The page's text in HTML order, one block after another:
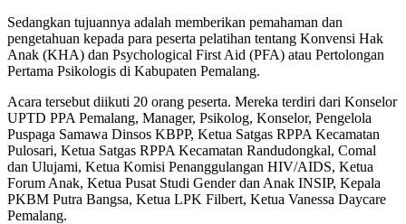
Sedangkan tujuannya adalah memberikan pemahaman dan
pengetahuan kepada para peserta pelatihan tentang Konvensi Hak
Anak (KHA) dan Psychological First Aid (PFA) atau Pertolongan
Pertama Psikologis di Kabupaten Pemalang.
Acara tersebut diikuti 20 orang peserta. Mereka terdiri dari Konselor
UPTD PPA Pemalang, Manager, Psikolog, Konselor, Pengelola
Puspaga Samawa Dinsos KBPP, Ketua Satgas RPPA Kecamatan
Pulosari, Ketua Satgas RPPA Kecamatan Randudongkal, Comal
dan Ulujami, Ketua Komisi Penanggulangan HIV/AIDS, Ketua
Forum Anak, Ketua Pusat Studi Gender dan Anak INSIP, Kepala
PKBM Putra Bangsa, Ketua LPK Filbert, Ketua Vanessa Daycare
Pemalang.